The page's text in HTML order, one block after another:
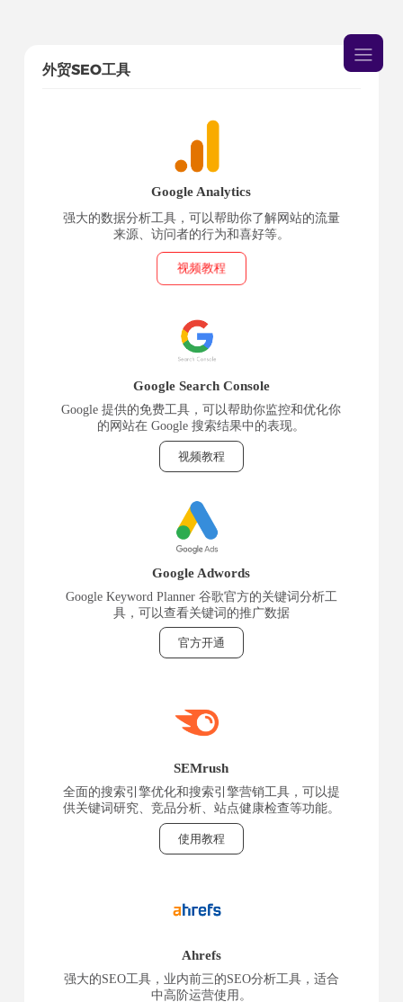
外贸SEO工具
Google Analytics
强大的数据分析工具，可以帮助你了解网站的流量
来源、访问者的行为和喜好等。
视频教程
Google Search Console
Google 提供的免费工具，可以帮助你监控和优化你
的网站在 Google 搜索结果中的表现。
视频教程
Google Adwords
Google Keyword Planner 谷歌官方的关键词分析工
具，可以查看关键词的推广数据
官方开通
SEMrush
全面的搜索引擎优化和搜索引擎营销工具，可以提
供关键词研究、竞品分析、站点健康检查等功能。
使用教程
Ahrefs
强大的SEO工具，业内前三的SEO分析工具，适合
中高阶运营使用。